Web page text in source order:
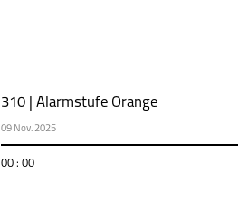
310 | Alarmstufe Orange
09 Nov. 2025
00 : 00